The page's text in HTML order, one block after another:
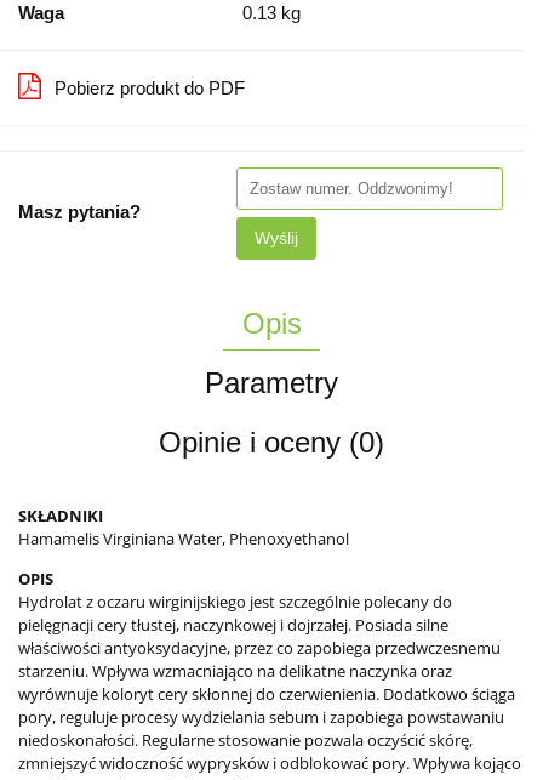
Waga 0.13 kg
Pobierz produkt do PDF
Masz pytania?
Wyślij
Opis
Parametry
Opinie i oceny (0)
SKŁADNIKI
Hamamelis Virginiana Water, Phenoxyethanol
OPIS
Hydrolat z oczaru wirginijskiego jest szczególnie polecany do
pielęgnacji cery tłustej, naczynkowej i dojrzałej. Posiada silne
właściwości antyoksydacyjne, przez co zapobiega przedwczesnemu
starzeniu. Wpływa wzmacniająco na delikatne naczynka oraz
wyrównuje koloryt cery skłonnej do czerwienienia. Dodatkowo ściąga
pory, reguluje procesy wydzielania sebum i zapobiega powstawaniu
niedoskonałości. Regularne stosowanie pozwala oczyścić skórę,
zmniejszyć widoczność wyprysków i odblokować pory. Wpływa kojąco